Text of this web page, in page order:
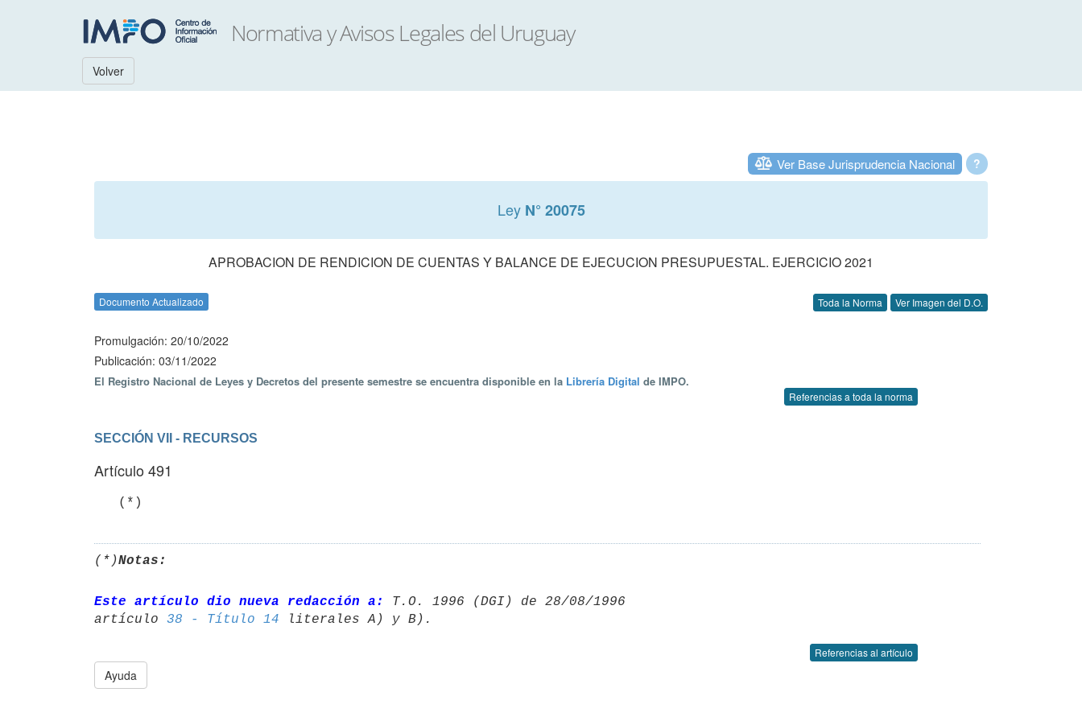
Volver
?
Ver Base Jurisprudencia Nacional
Ley N° 20075
APROBACION DE RENDICION DE CUENTAS Y BALANCE DE EJECUCION PRESUPUESTAL. EJERCICIO 2021
Documento Actualizado Toda la Norma Ver Imagen del D.O.
Promulgación: 20/10/2022
Publicación: 03/11/2022
El Registro Nacional de Leyes y Decretos del presente semestre se encuentra disponible en la Librería Digital de IMPO.
Referencias a toda la norma
SECCIÓN VII - RECURSOS
Artículo 491
   (*)
(*)Notas:
Este artículo dio nueva redacción a:
T.O. 1996 (DGI) de 28/08/1996
artículo 38 - Título 14
Referencias al artículo
Ayuda